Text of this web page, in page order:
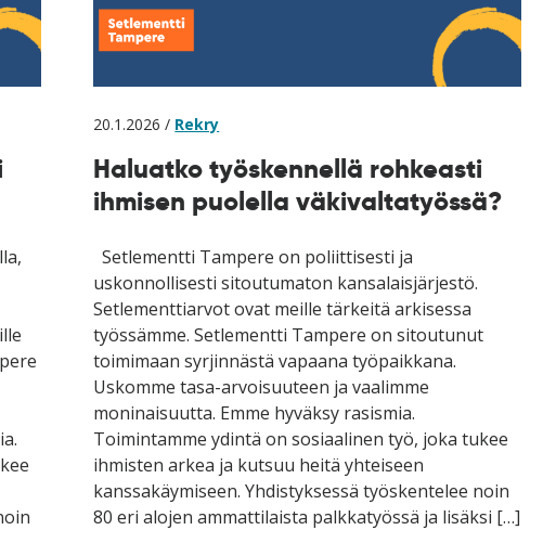
20.1.2026 / Rekry
Haluatko työskennellä rohkeasti
ihmisen puolella väkivaltatyössä?
Setlementti Tampere on poliittisesti ja
uskonnollisesti sitoutumaton kansalaisjärjestö.
Setlementtiarvot ovat meille tärkeitä arkisessa
työssämme. Setlementti Tampere on sitoutunut
toimimaan syrjinnästä vapaana työpaikkana.
Uskomme tasa-arvoisuuteen ja vaalimme
moninaisuutta. Emme hyväksy rasismia.
Toimintamme ydintä on sosiaalinen työ, joka tukee
ihmisten arkea ja kutsuu heitä yhteiseen
kanssakäymiseen. Yhdistyksessä työskentelee noin
80 eri alojen ammattilaista palkkatyössä ja lisäksi […]